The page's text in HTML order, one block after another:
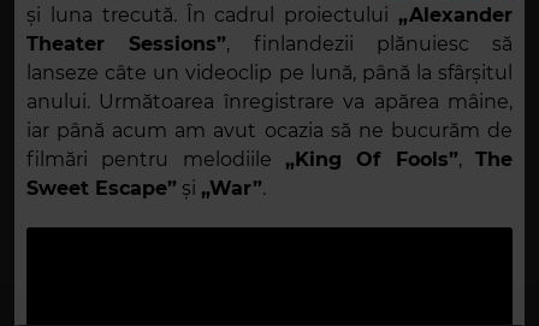
și luna trecută. În cadrul proiectului „Alexander
Theater Sessions”, finlandezii plănuiesc să
lanseze câte un videoclip pe lună, până la sfârșitul
anului. Următoarea înregistrare va apărea mâine,
iar până acum am avut ocazia să ne bucurăm de
filmări pentru melodiile „King Of Fools”,The
Sweet Escape” și „War”.